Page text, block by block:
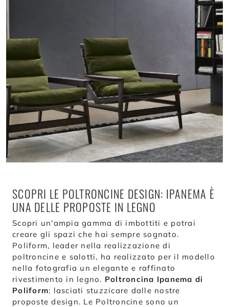
SCOPRI LE POLTRONCINE DESIGN: IPANEMA È
UNA DELLE PROPOSTE IN LEGNO
Scopri un'ampia gamma di imbottiti e potrai
creare gli spazi che hai sempre sognato.
Poliform, leader nella realizzazione di
poltroncine e salotti, ha realizzato per il modello
nella fotografia un elegante e raffinato
rivestimento in legno. Poltroncina Ipanema di
Poliform: lasciati stuzzicare dalle nostre
proposte design. Le Poltroncine sono un